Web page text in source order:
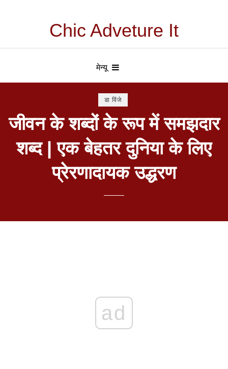
Chic Adveture It
मेन्यू
डा विंजे
जीवन के शब्दों के रूप में समझदार
शब्द | एक बेहतर दुनिया के लिए
प्रेरणादायक उद्धरण
ad